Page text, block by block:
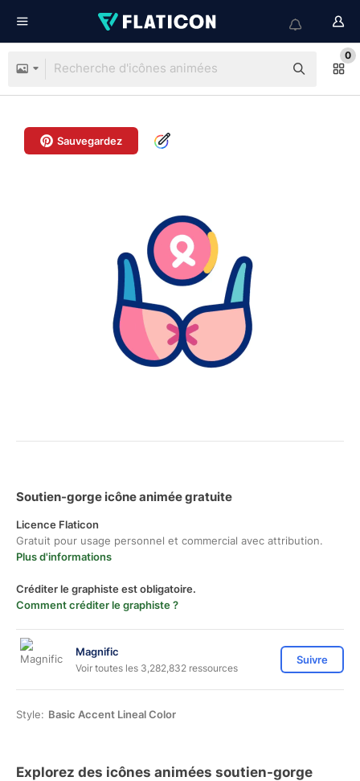
0
Sauvegardez
Soutien-gorge icône animée gratuite
Licence Flaticon
Gratuit pour usage personnel et commercial avec attribution.
Plus d'informations
Créditer le graphiste est obligatoire.
Comment créditer le graphiste ?
Magnific
Voir toutes les 3,282,832 ressources
Suivre
Style: Basic Accent Lineal Color
Explorez des icônes animées soutien-gorge